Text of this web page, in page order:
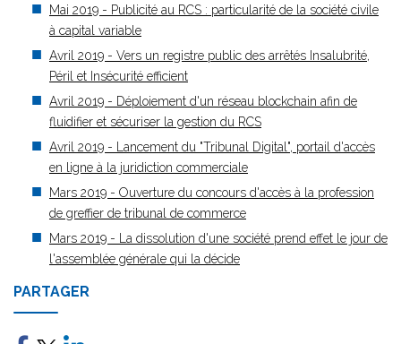
Mai 2019 - Publicité au RCS : particularité de la société civile
à capital variable
Avril 2019 - Vers un registre public des arrêtés Insalubrité,
Péril et Insécurité efficient
Avril 2019 - Déploiement d'un réseau blockchain afin de
fluidifier et sécuriser la gestion du RCS
Avril 2019 - Lancement du "Tribunal Digital", portail d'accès
en ligne à la juridiction commerciale
Mars 2019 - Ouverture du concours d'accès à la profession
de greffier de tribunal de commerce
Mars 2019 - La dissolution d'une société prend effet le jour de
l'assemblée générale qui la décide
PARTAGER